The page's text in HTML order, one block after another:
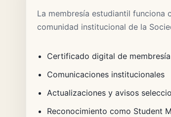
La membresía estudiantil funciona
comunidad institucional de la
Certificado digital de membresía
Comunicaciones institucionales
Actualizaciones y avisos
Reconocimiento como Student